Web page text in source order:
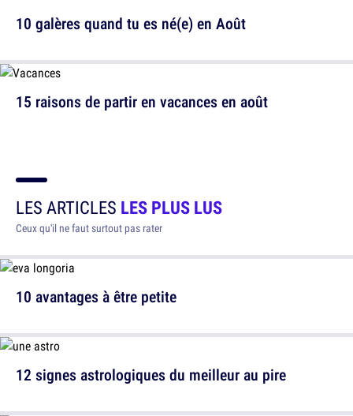
10 galères quand tu es né(e) en Août
15 raisons de partir en vacances en août
LES ARTICLES LES PLUS LUS
Ceux qu'il ne faut surtout pas rater
10 avantages à être petite
12 signes astrologiques du meilleur au pire